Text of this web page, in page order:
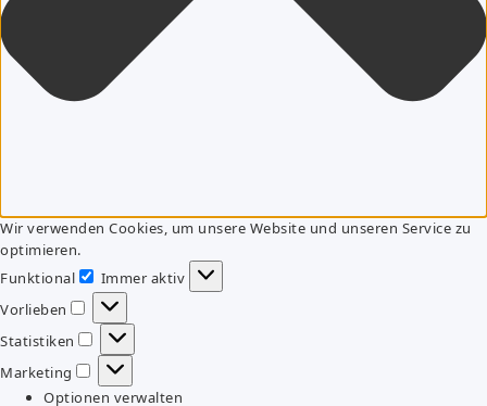
Wir verwenden Cookies, um unsere Website und unseren Service zu
optimieren.
Funktional
Funktional
Immer aktiv
Vorlieben
Vorlieben
Statistiken
Statistiken
Marketing
Marketing
Optionen verwalten